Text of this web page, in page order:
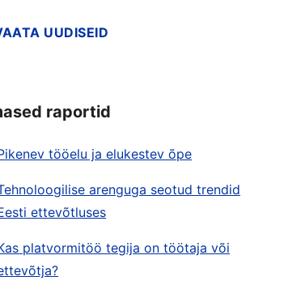
UUDISEID
raportid
tööelu ja elukestev õpe
arenguga seotud trendid
ettevõtluses
platvormitöö tegija on töötaja või